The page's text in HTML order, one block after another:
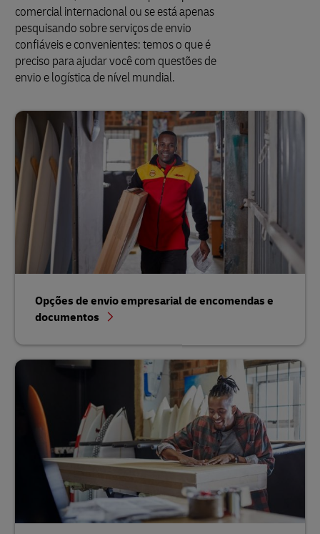
comercial internacional ou se está apenas
pesquisando sobre serviços de envio
confiáveis e convenientes: temos o que é
preciso para ajudar você com questões de
envio e logística de nível mundial.
Opções de envio empresarial de encomendas e
documentos